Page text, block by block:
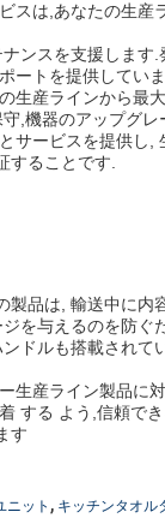
スは,あなたの生産
ンスを支援しま
ートを提供していま
生産ラインから最
,機器のアップグレ
サービスを提供し
することです.
製品は, 輸送中に
を与えるのを防
ドルも搭載されて
生産ライン製品に
する よう,信頼で
す
ニット , キッチンタオル